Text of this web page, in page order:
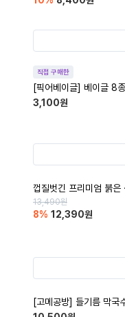
직접 구매한
[픽어베이글] 베이글 8
3,100원
껍질벗긴 프리미엄 붉
13,490원
8% 12,390원
[고메공방] 들기름 막국